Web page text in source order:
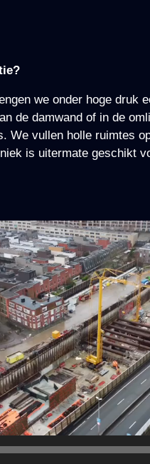
we onder hoge druk
de damwand of in de
We vullen holle ruimtes
is uitermate geschikt